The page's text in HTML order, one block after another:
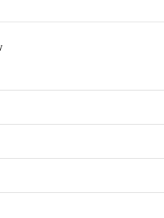
voor Nederland & België
wordt gedaan via de